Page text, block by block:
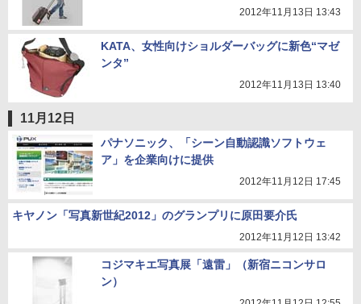
2012年11月13日 13:43
KATA、女性向けショルダーバッグに新色“マゼ
ンタ”
2012年11月13日 13:40
11月12日
パナソニック、「シーン自動認識ソフトウェ
ア」を企業向けに提供
2012年11月12日 17:45
キヤノン「写真新世紀2012」のグランプリに原田要介氏
2012年11月12日 13:42
コジマキエ写真展「遠雷」（新宿ニコンサロ
ン）